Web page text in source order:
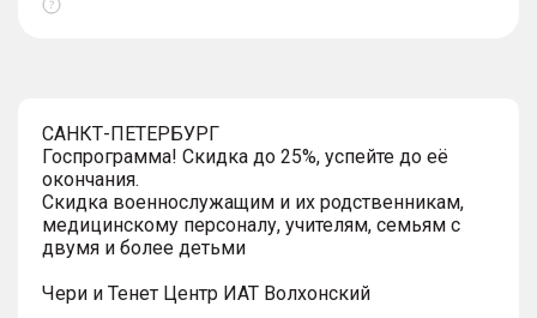
Показать
САНКТ-ПЕТЕРБУРГ
Госпрограмма! Скидка до 25%, успейте до её
окончания.
Скидка военнослужащим и их родственникам,
медицинскому персоналу, учителям, семьям с
двумя и более детьми
Чери и Тенет Центр ИАТ Волхонский